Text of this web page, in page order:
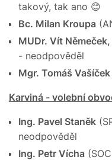
takový, tak ano 😊
Bc. Milan Kroupa
MUDr. Vít
- neodpověděl
Mgr. Tomáš Vašíček
Karviná - volební
Ing. Pavel Staněk
neodpověděl
Ing. Petr Vícha